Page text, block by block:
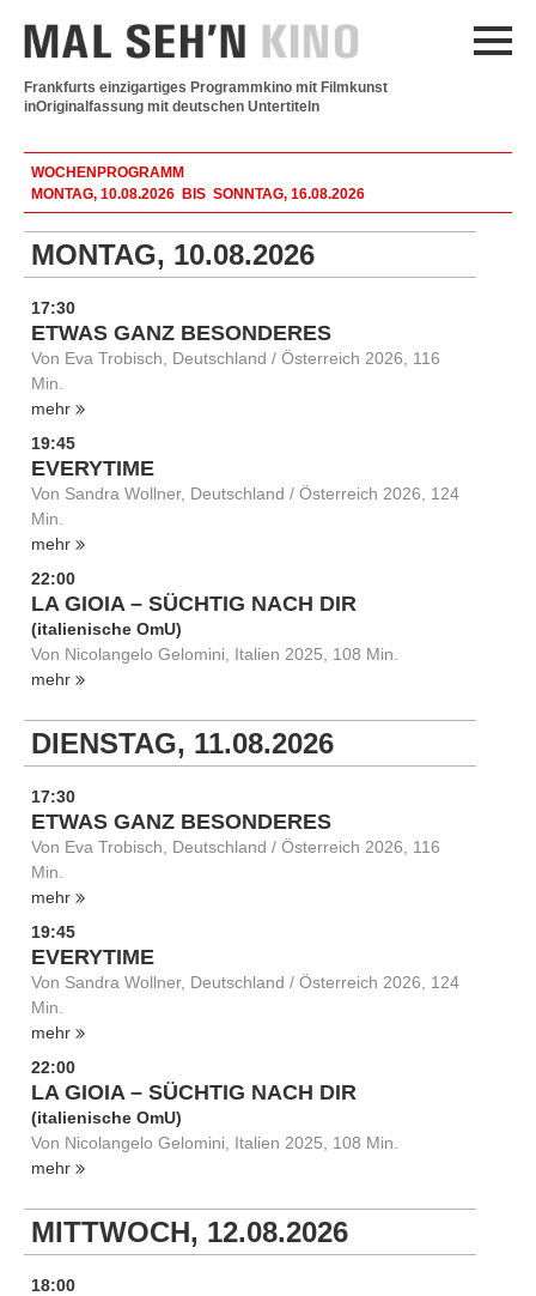
Frankfurts einzigartiges Programmkino mit Filmkunst
inOriginalfassung mit deutschen Untertiteln
WOCHENPROGRAMM
MONTAG, 10.08.2026 BIS SONNTAG, 16.08.2026
MONTAG, 10.08.2026
17:30
ETWAS GANZ BESONDERES
Von Eva Trobisch, Deutschland / Österreich 2026, 116
Min.
mehr
19:45
EVERYTIME
Von Sandra Wollner, Deutschland / Österreich 2026, 124
Min.
mehr
22:00
LA GIOIA – SÜCHTIG NACH DIR
(italienische OmU)
Von Nicolangelo Gelomini, Italien 2025, 108 Min.
mehr
DIENSTAG, 11.08.2026
17:30
ETWAS GANZ BESONDERES
Von Eva Trobisch, Deutschland / Österreich 2026, 116
Min.
mehr
19:45
EVERYTIME
Von Sandra Wollner, Deutschland / Österreich 2026, 124
Min.
mehr
22:00
LA GIOIA – SÜCHTIG NACH DIR
(italienische OmU)
Von Nicolangelo Gelomini, Italien 2025, 108 Min.
mehr
MITTWOCH, 12.08.2026
18:00